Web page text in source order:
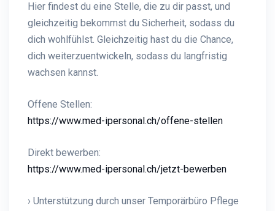
Hier findest du eine Stelle, die zu dir passt, und
gleichzeitig bekommst du Sicherheit, sodass du
dich wohlfühlst. Gleichzeitig hast du die Chance,
dich weiterzuentwickeln, sodass du langfristig
wachsen kannst.
Offene Stellen:
https://www.med-ipersonal.ch/offene-stellen
Direkt bewerben:
https://www.med-ipersonal.ch/jetzt-bewerben
› Unterstützung durch unser Temporärbüro Pflege